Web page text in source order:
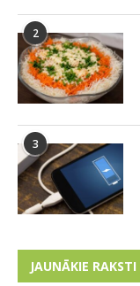
2
3
JAUNĀKIE RAKSTI